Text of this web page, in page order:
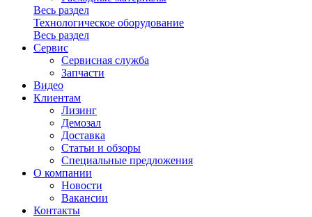
Весь раздел
Технологическое оборудование
Весь раздел
Сервис
Сервисная служба
Запчасти
Видео
Клиентам
Лизинг
Демозал
Доставка
Статьи и обзоры
Специальные предложения
О компании
Новости
Вакансии
Контакты